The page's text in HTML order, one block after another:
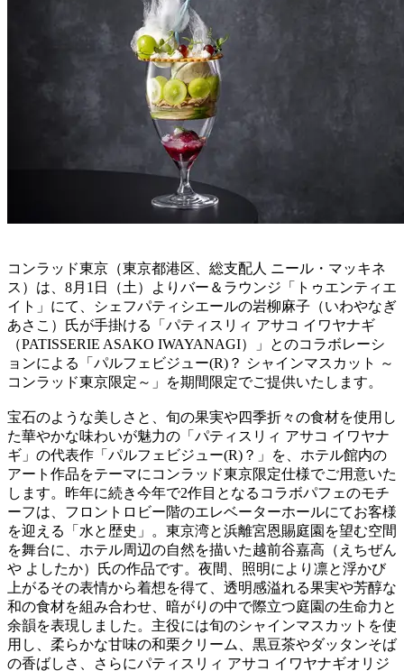
コンラッド東京（東京都港区、総支配人 ニール・マッキネ
ス）は、8月1日（土）よりバー＆ラウンジ「トゥエンティエ
イト」にて、シェフパティシエールの岩柳麻子（いわやなぎ
あさこ）氏が手掛ける「パティスリィ アサコ イワヤナギ
（PATISSERIE ASAKO IWAYANAGI）」とのコラボレーシ
ョンによる「パルフェビジュー(R)？ シャインマスカット ～
コンラッド東京限定～」を期間限定でご提供いたします。
宝石のような美しさと、旬の果実や四季折々の食材を使用し
た華やかな味わいが魅力の「パティスリィ アサコ イワヤナ
ギ」の代表作「パルフェビジュー(R)？」を、ホテル館内の
アート作品をテーマにコンラッド東京限定仕様でご用意いた
します。昨年に続き今年で2作目となるコラボパフェのモチ
ーフは、フロントロビー階のエレベーターホールにてお客様
を迎える「水と歴史」。東京湾と浜離宮恩賜庭園を望む空間
を舞台に、ホテル周辺の自然を描いた越前谷嘉高（えちぜん
や よしたか）氏の作品です。夜間、照明により凛と浮かび
上がるその表情から着想を得て、透明感溢れる果実や芳醇な
和の食材を組み合わせ、暗がりの中で際立つ庭園の生命力と
余韻を表現しました。主役には旬のシャインマスカットを使
用し、柔らかな甘味の和栗クリーム、黒豆茶やダッタンそば
の香ばしさ、さらにパティスリィ アサコ イワヤナギオリジ